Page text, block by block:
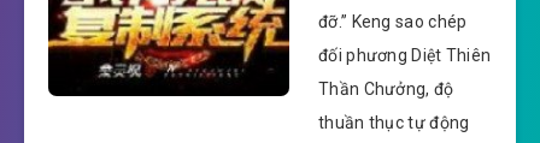
đỡ.” Keng sao chép
đối phương Diệt Thiên
Thần Chưởng, độ
thuần thục tự động